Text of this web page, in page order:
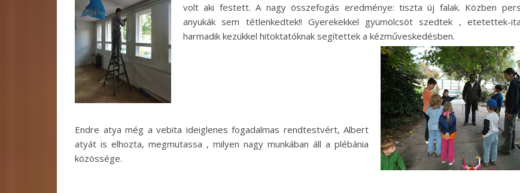
volt aki festett. A nagy összefogás eredménye: tiszta új falak. Közben
anyukák sem tétlenkedtek!! Gyerekekkel gyümölcsöt szedtek , etetettek-
harmadik kezükkel hitoktatóknak segítettek a kézműveskedésben.
Endre atya még a vebita ideiglenes fogadalmas rendtestvért, Albert
atyát is elhozta, megmutassa , milyen nagy munkában áll a plébánia
közössége.